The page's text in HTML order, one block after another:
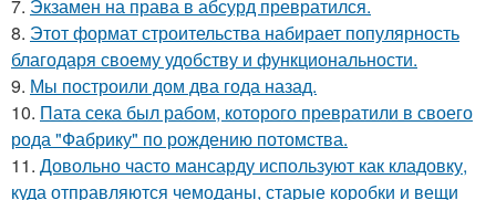
7. Экзамен на права в абсурд превратился.
8. Этот формат строительства набирает популярность
благодаря своему удобству и функциональности.
9. Мы построили дом два года назад.
10. Пата сека был рабом, которого превратили в своего
рода "Фабрику" по рождению потомства.
11. Довольно часто мансарду используют как кладовку,
куда отправляются чемоданы, старые коробки и вещи